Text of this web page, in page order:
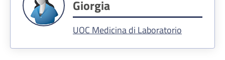
Giorgia
UOC Medicina di Laboratorio